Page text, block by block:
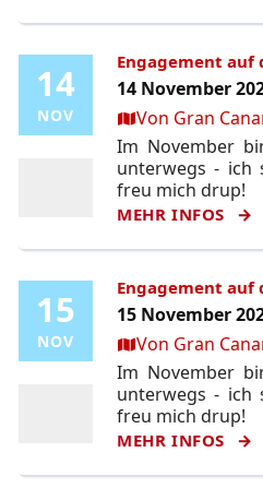
14
NOV
14
NOV
Engagement auf
14 November
Ort:Von Gran
Im November
unterwegs - ich
freu mich drup!
MEHR INFOS
15
NOV
15
NOV
Engagement auf
15 November
Ort:Von Gran
Im November
unterwegs - ich
freu mich drup!
MEHR INFOS